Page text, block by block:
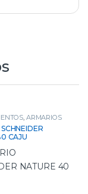
, ARMARIOS
CAJU